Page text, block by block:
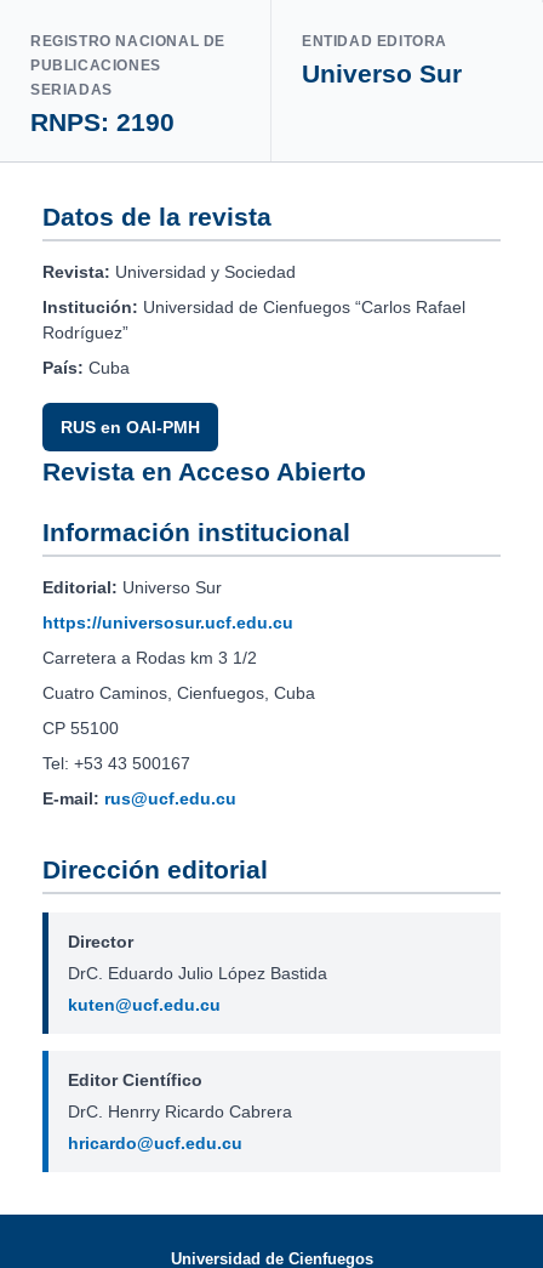
REGISTRO NACIONAL DE
PUBLICACIONES
SERIADAS
RNPS: 2190
ENTIDAD EDITORA
Universo Sur
Datos de la revista
Revista: Universidad y Sociedad
Institución: Universidad de Cienfuegos “Carlos Rafael
Rodríguez”
País: Cuba
RUS en OAI-PMH
Revista en Acceso Abierto
Información institucional
Editorial: Universo Sur
https://universosur.ucf.edu.cu
Carretera a Rodas km 3 1/2
Cuatro Caminos, Cienfuegos, Cuba
CP 55100
Tel: +53 43 500167
E-mail: rus@ucf.edu.cu
Dirección editorial
Director
DrC. Eduardo Julio López Bastida
kuten@ucf.edu.cu
Editor Científico
DrC. Henrry Ricardo Cabrera
hricardo@ucf.edu.cu
Universidad de Cienfuegos